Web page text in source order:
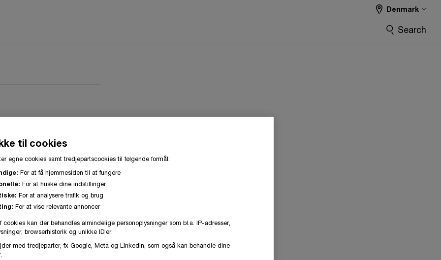
Denmark
Search
til cookies
egne cookies samt tredjepartscookies til følgende formål:
For at få hjemmesiden til at fungere
For at huske dine indstillinger
For at analysere trafik og brug
For at vise relevante annoncer
cookies kan der behandles almindelige personoplysninger som bl.a. IP-adresser,
browserhistorik og unikke ID’er.
med tredjeparter, fx Google, Meta og LinkedIn, som også kan behandle dine